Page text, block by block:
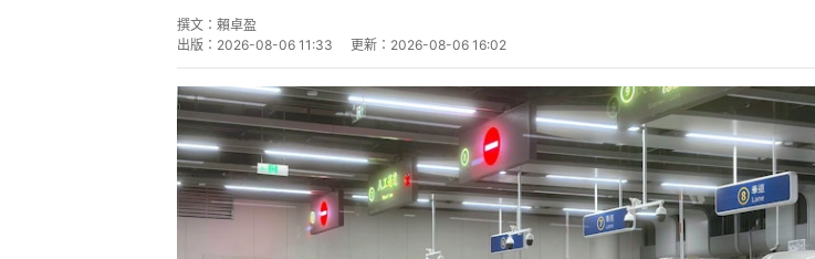
撰文： 賴卓盈
出版： 2026-08-06 11:33 更新： 2026-08-06 16:02